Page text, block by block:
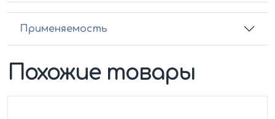
Применяемость
Похожие товары